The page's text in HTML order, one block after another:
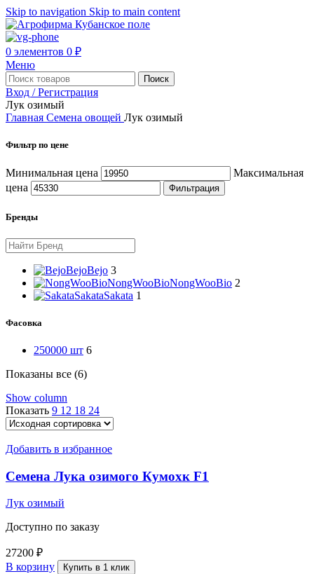
Skip to navigation Skip to main content
0 элементов 0 ₽
Меню
Поиск
Вход / Регистрация
Лук озимый
Главная Семена овощей Лук озимый
Фильтр по цене
Минимальная цена
Максимальная
цена
Фильтрация
Бренды
BejoBejo 3
NongWooBioNongWooBio 2
SakataSakata 1
Фасовка
250000 шт 6
Показаны все (6)
Show column
Показать 9 12 18 24
Добавить в избранное
Семена Лука озимого Кумохк F1
Лук озимый
Доступно по заказу
27200 ₽
В корзину
Купить в 1 клик